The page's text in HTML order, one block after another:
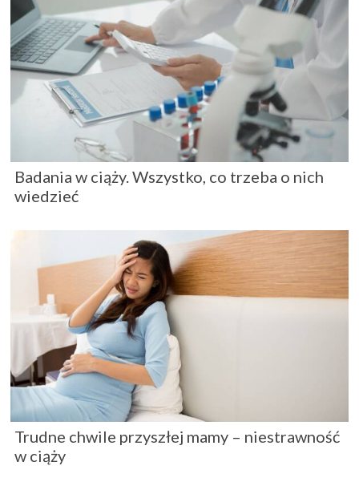
Badania w ciąży. Wszystko, co trzeba o nich
wiedzieć
Trudne chwile przyszłej mamy – niestrawność
w ciąży